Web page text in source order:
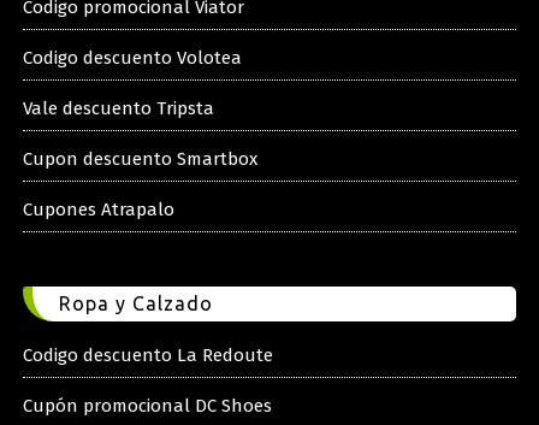
Codigo promocional Viator
Codigo descuento Volotea
Vale descuento Tripsta
Cupon descuento Smartbox
Cupones Atrapalo
Ropa y Calzado
Codigo descuento La Redoute
Cupón promocional DC Shoes